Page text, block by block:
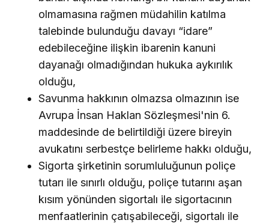
olmamasına rağmen müdahilin katılma
talebinde bulunduğu davayı “idare”
edebileceğine ilişkin ibarenin kanuni
dayanağı olmadığından hukuka aykırılık
olduğu,
Savunma hakkının olmazsa olmazının ise
Avrupa İnsan Haklan Sözleşmesi'nin 6.
maddesinde de belirtildiği üzere bireyin
avukatını serbestçe belirleme hakkı olduğu,
Sigorta şirketinin sorumluluğunun poliçe
tutarı ile sınırlı olduğu, poliçe tutarını aşan
kısım yönünden sigortalı ile sigortacının
menfaatlerinin çatışabileceği, sigortalı ile